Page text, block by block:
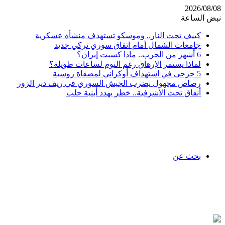
2026/08/08
نبض الساعة
كييف تحت النار.. وموسكو تستهدف منشأة عسكرية
جامعات الشمال أمام اتفاق سوري تركي جديد
6 أشهر من الحرب.. ماذا كسبت إيران؟
لماذا يستمر الإرهاق رغم النوم لساعات طويلة؟
5 جرحى في استهداف أوكراني لمصفاة روسية
رصاص مجهول يضرب الجيش السوري في ريف دير الزور
أنفاق تحت الأشرفية.. خطر يهدد أبنية حلب
بحث عن